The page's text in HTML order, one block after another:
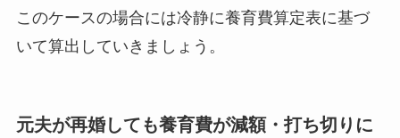
このケースの場合には冷静に養育費算定表に基づ
いて算出していきましょう。
元夫が再婚しても養育費が減額・打ち切りに